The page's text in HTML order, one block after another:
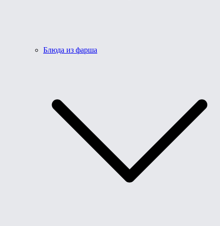
Блюда из фарша